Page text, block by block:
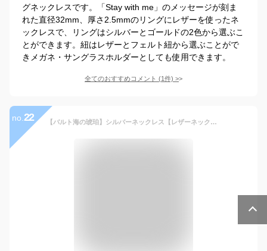
グネックレスです。「Stay with me」のメッセージが刻ま
れた直径32mm、厚さ2.5mmのリングにレザーを使ったネ
ックレスで、リングはシルバーとゴールドの2色から選ぶこ
とができます。紐はレザーとフェルト紐から選ぶことがで
きメガネ・サングラスホルダーとしても使用できます。
全てのおすすめコメント (1件) >
no. 22 【バルト海の琥珀】シルバーネックレス【レザーネックレス付】【送料無料】【ゆうパケット（追跡可能メール便）】【tr1051】メンズ ペンダント 天然石 パワーストーン 魔よけ 贈り物 ラッピング シンプル おしゃれ